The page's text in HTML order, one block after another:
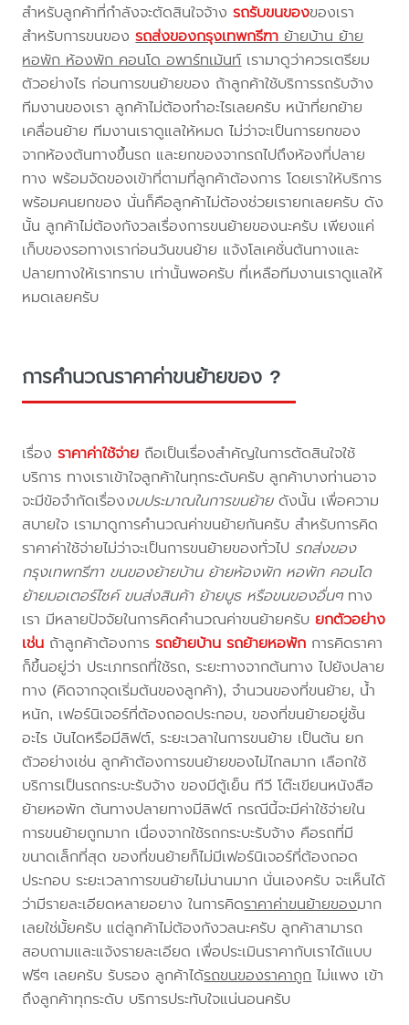
สำหรับลูกค้าที่กำลังจะตัดสินใจจ้างรถรับขนของของเรา
สำหรับการขนของรถส่งของกรุงเทพกรีฑาย้ายบ้าน ย้าย
หอพัก ห้องพัก คอนโด อพาร์ทเม้นท์เรามาดูว่าควรเตรียม
ตัวอย่างไร ก่อนการขนย้ายของ ถ้าลูกค้าใช้บริการรถรับจ้าง
ทีมงานของเรา ลูกค้าไม่ต้องทำอะไรเลยครับ หน้าที่ยกย้าย
เคลื่อนย้าย ทีมงานเราดูแลให้หมด ไม่ว่าจะเป็นการยกของ
จากห้องต้นทางขึ้นรถ และยกของจากรถไปถึงห้องที่ปลาย
ทาง พร้อมจัดของเข้าที่ตามที่ลูกค้าต้องการ โดยเราให้บริการ
พร้อมคนยกของ นั่นก็คือลูกค้าไม่ต้องช่วยเรายกเลยครับ ดัง
นั้น ลูกค้าไม่ต้องกังวลเรื่องการขนย้ายของนะครับ เพียงแค่
เก็บของรอทางเราก่อนวันขนย้าย แจ้งโลเคชั่นต้นทางและ
ปลายทางให้เราทราบ เท่านั้นพอครับ ที่เหลือทีมงานเราดูแลให้
หมดเลยครับ
การคำนวณราคาค่าขนย้ายของ ?
เรื่องราคาค่าใช้จ่าย ถือเป็นเรื่องสำคัญในการตัดสินใจใช้
บริการ ทางเราเข้าใจลูกค้าในทุกระดับครับ ลูกค้าบางท่านอาจ
จะมีข้อจำกัดเรื่องงบประมาณในการขนย้ายดังนั้น เพื่อความ
สบายใจ เรามาดูการคำนวณค่าขนย้ายกันครับ สำหรับการคิด
ราคาค่าใช้จ่ายไม่ว่าจะเป็นการขนย้ายของทั่วไป รถส่งของ
กรุงเทพกรีฑา ขนของย้ายบ้าน ย้ายห้องพัก หอพัก คอนโด
ย้ายมอเตอร์ไซค์ ขนส่งสินค้า ย้ายบูธ หรือขนของอื่นๆทาง
เรา มีหลายปัจจัยในการคิดคำนวณค่าขนย้ายครับยกตัวอย่าง
เช่น ถ้าลูกค้าต้องการรถย้ายบ้าน รถย้ายหอพัก การคิดราคา
ก็ขึ้นอยู่ว่า ประเภทรถที่ใช้รถ, ระยะทางจากต้นทาง ไปยังปลาย
ทาง (คิดจากจุดเริ่มต้นของลูกค้า), จำนวนของที่ขนย้าย, น้ำ
หนัก, เฟอร์นิเจอร์ที่ต้องถอดประกอบ, ของที่ขนย้ายอยู่ชั้น
อะไร บันไดหรือมีลิฟต์, ระยะเวลาในการขนย้าย เป็นต้น ยก
ตัวอย่างเช่น ลูกค้าต้องการขนย้ายของไม่ไกลมาก เลือกใช้
บริการเป็นรถกระบะรับจ้าง ของมีตู้เย็น ทีวี โต๊ะเขียนหนังสือ
ย้ายหอพัก ต้นทางปลายทางมีลิฟต์ กรณีนี้จะมีค่าใช้จ่ายใน
การขนย้ายถูกมาก เนื่องจากใช้รถกระบะรับจ้าง คือรถที่มี
ขนาดเล็กที่สุด ของที่ขนย้ายก็ไม่มีเฟอร์นิเจอร์ที่ต้องถอด
ประกอบ ระยะเวลาการขนย้ายไม่นานมาก นั่นเองครับ จะเห็นได้
ว่ามีรายละเอียดหลายอยาง ในการคิดราคาค่าขนย้ายของมาก
เลยใช่มั้ยครับ แต่ลูกค้าไม่ต้องกังวลนะครับ ลูกค้าสามารถ
สอบถามและแจ้งรายละเอียด เพื่อประเมินราคากับเราได้แบบ
ฟรีๆ เลยครับ รับรอง ลูกค้าได้รถขนของราคาถูกไม่แพง เข้า
ถึงลูกค้าทุกระดับ บริการประทับใจแน่นอนครับ